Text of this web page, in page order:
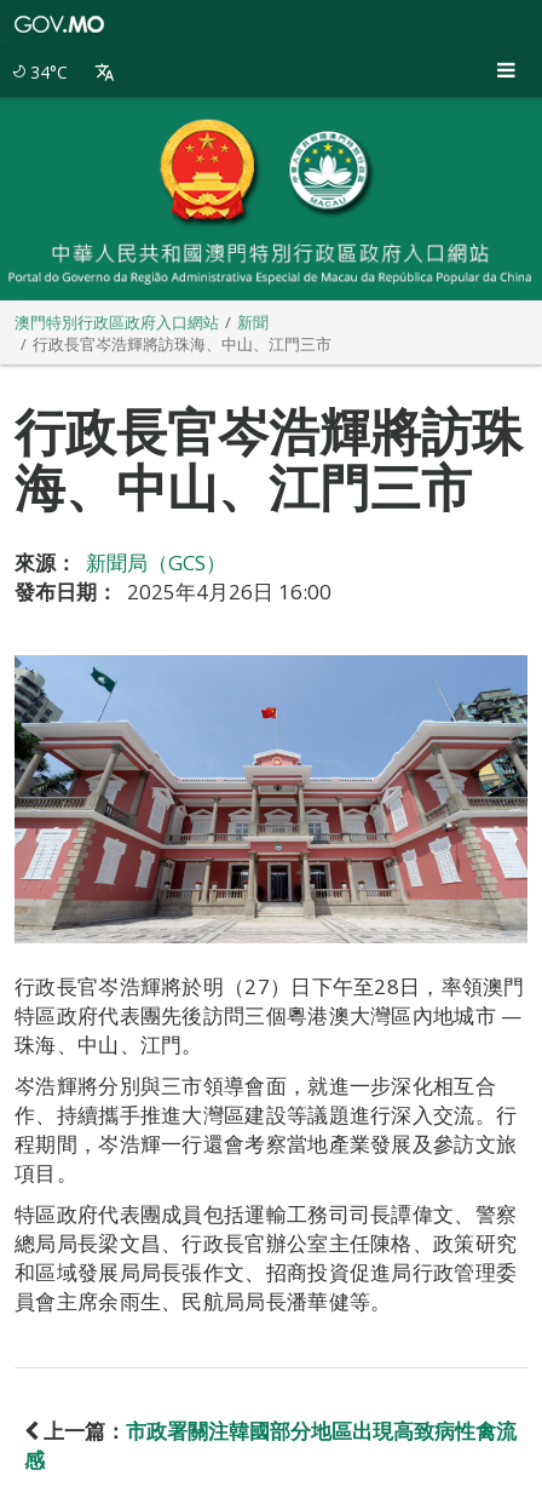
34°C
澳門特別行政區政府入口網站
新聞
行政長官岑浩輝將訪珠海、中山、江門三市
行政長官岑浩輝將訪珠
海、中山、江門三市
來源：
新聞局（GCS）
發布日期：
2025年4月26日 16:00
行政長官岑浩輝將於明（27）日下午至28日，率領澳門
特區政府代表團先後訪問三個粵港澳大灣區內地城市 —
珠海、中山、江門。
岑浩輝將分別與三市領導會面，就進一步深化相互合
作、持續攜手推進大灣區建設等議題進行深入交流。行
程期間，岑浩輝一行還會考察當地產業發展及參訪文旅
項目。
特區政府代表團成員包括運輸工務司司長譚偉文、警察
總局局長梁文昌、行政長官辦公室主任陳格、政策研究
和區域發展局局長張作文、招商投資促進局行政管理委
員會主席余雨生、民航局局長潘華健等。
上一篇： 市政署關注韓國部分地區出現高致病性禽流
感